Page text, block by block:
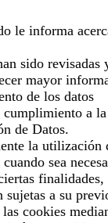
le informa
sido revisadas
mayor
de los datos
cumplimiento a la
de Datos.
la utilización
sea
finalidades,
sujetas a su
cookies